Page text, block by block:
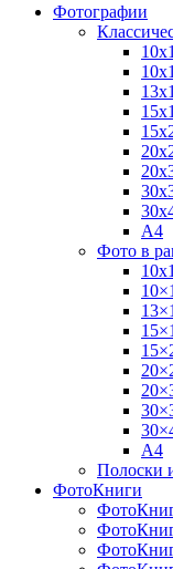
Фотографии
А4
Фото в
A4
Полоски
ФотоКниги